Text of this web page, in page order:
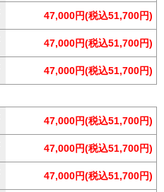
47,000円(税込51,700円)
47,000円(税込51,700円)
47,000円(税込51,700円)
47,000円(税込51,700円)
47,000円(税込51,700円)
47,000円(税込51,700円)